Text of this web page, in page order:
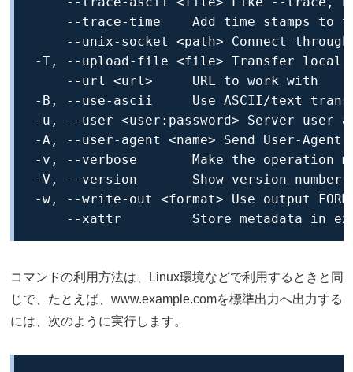
コマンドの利用方法は、Linux環境などで利用するときと同
じで、たとえば、www.example.comを標準出力へ出力する
には、次のように実行します。